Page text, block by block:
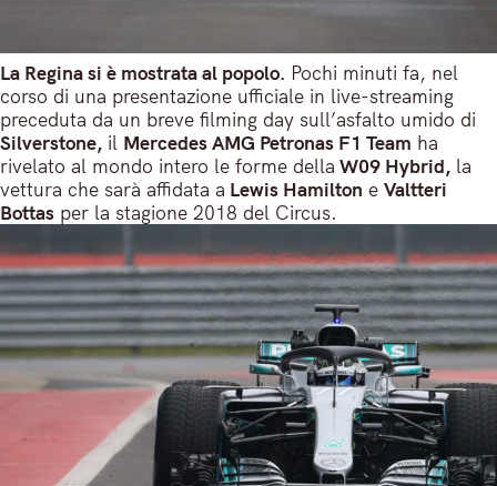
La Regina si è mostrata al popolo. Pochi minuti fa, nel
corso di una presentazione ufficiale in live-streaming
preceduta da un breve filming day sull’asfalto umido di
Silverstone, il Mercedes AMG Petronas F1 Team ha
rivelato al mondo intero le forme della W09 Hybrid, la
vettura che sarà affidata a Lewis Hamilton e Valtteri
Bottas per la stagione 2018 del Circus.